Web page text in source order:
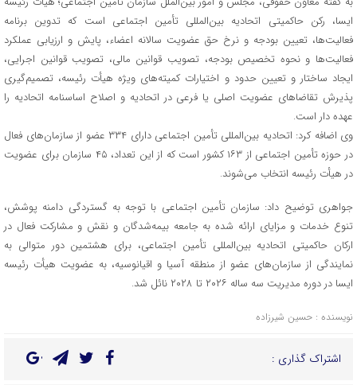
ایسا، رکن حاکمیتی اتحادیه بین‌المللی تأمین اجتماعی است که تدوین برنامه
فعالیت‌ها، تعیین بودجه و نرخ حق عضویت سالانه اعضاء، پایش و ارزیابی عملکرد
فعالیت‌ها و نحوه تخصیص بودجه، تصویب قوانین مالی، تصویب قوانین اجرایی،
ایجاد ساختار و تعیین حدود و اختیارات کمیته‌های ویژه هیأت رئیسه، تصمیم‌گیری
پذیرش تقاضاهای عضویت اصلی یا فرعی در اتحادیه و اصلاح اساسنامه اتحادیه را
عهده دار است.
وی اضافه کرد: اتحادیه بین‌المللی تأمین اجتماعی دارای ۳۳۴ عضو از سازمان‌های فعال
در حوزه تأمین اجتماعی از ۱۶۳ کشور است که از این تعداد، ۴۵ سازمان برای عضویت
در هیأت رئیسه انتخاب می‌شوند.
جواهری توضیح داد: سازمان تأمین اجتماعی با توجه به گستردگی دامنه پوشش،
تنوع خدمات و مزایای ارائه شده به جامعه بیمه‌شدگان و نقش و مشارکت فعال در
ارکان حاکمیتی اتحادیه بین‌المللی تأمین اجتماعی، برای هشتمین دور متوالی به
نمایندگی از سازمان‌های عضو از منطقه آسیا و اقیانوسیه، به عضویت هیأت رئیسه
ایسا در دوره مدیریت سه ساله ۲۰۲۶ تا ۲۰۲۸ نائل شد.
نویسنده : حسین شیرزاده
اشتراک گذاری :